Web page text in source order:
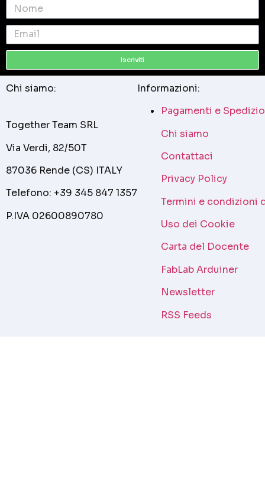
Iscriviti
Chi siamo:
Together Team SRL
Via Verdi, 82/50T
87036 Rende (CS) ITALY
Telefono: +39 345 847 1357
P.IVA 02600890780
Informazioni:
Pagamenti e
Chi siamo
Contattaci
Privacy Policy
Termini e condizioni
Uso dei Cookie
Carta del Docente
FabLab Arduiner
Newsletter
RSS Feeds